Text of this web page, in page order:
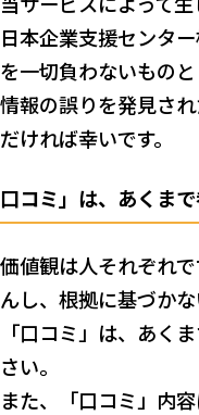
日本企業支援センタ
を一切負わないものと
情報の誤りを発見さ
だければ幸いです。
口コミ」は、あくま
価値観は人それぞれ
んし、根拠に基づか
「口コミ」は、あく
さい。
また、「口コミ」内